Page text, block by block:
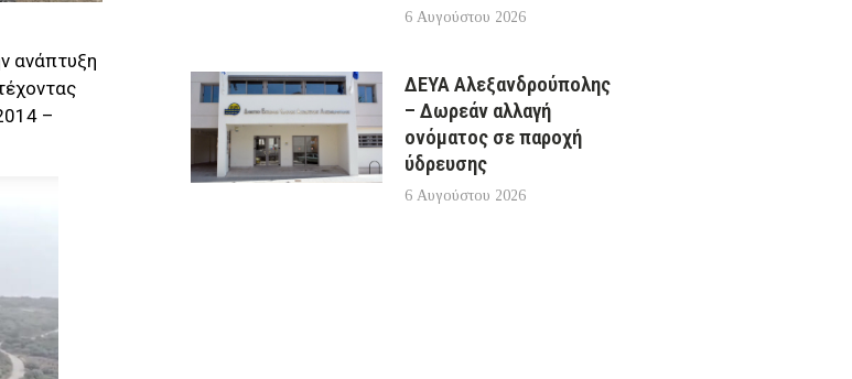
ανάπτυξη
–
6 Αυγούστου 2026
ΔΕΥΑ Αλεξανδρούπολης
– Δωρεάν αλλαγή
ονόματος σε παροχή
ύδρευσης
6 Αυγούστου 2026